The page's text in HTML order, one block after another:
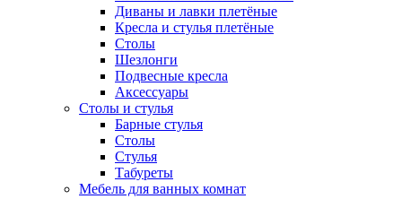
Диваны и лавки плетёные
Кресла и стулья плетёные
Столы
Шезлонги
Подвесные кресла
Аксессуары
Столы и стулья
Барные стулья
Столы
Стулья
Табуреты
Мебель для ванных комнат